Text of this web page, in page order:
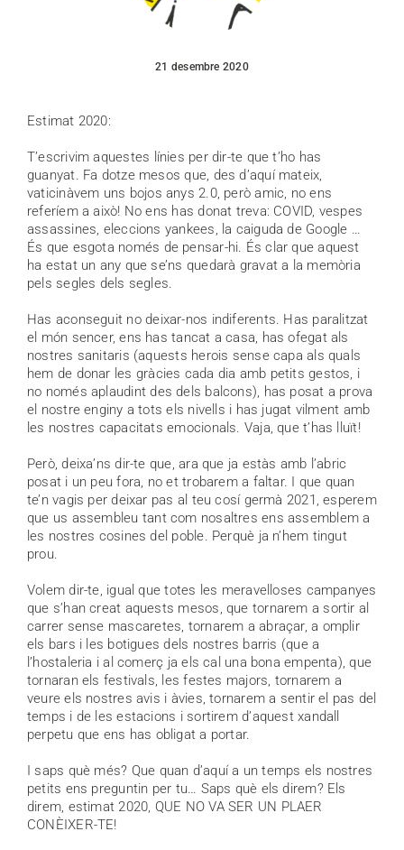
21 desembre 2020
Estimat 2020:
T’escrivim aquestes línies per dir-te que t’ho has
guanyat. Fa dotze mesos que, des d’aquí mateix,
vaticinàvem uns bojos anys 2.0, però amic, no ens
referíem a això! No ens has donat treva: COVID, vespes
assassines, eleccions yankees, la caiguda de Google …
És que esgota només de pensar-hi. És clar que aquest
ha estat un any que se’ns quedarà gravat a la memòria
pels segles dels segles.
Has aconseguit no deixar-nos indiferents. Has paralitzat
el món sencer, ens has tancat a casa, has ofegat als
nostres sanitaris (aquests herois sense capa als quals
hem de donar les gràcies cada dia amb petits gestos, i
no només aplaudint des dels balcons), has posat a prova
el nostre enginy a tots els nivells i has jugat vilment amb
les nostres capacitats emocionals. Vaja, que t’has lluït!
Però, deixa’ns dir-te que, ara que ja estàs amb l’abric
posat i un peu fora, no et trobarem a faltar. I que quan
te’n vagis per deixar pas al teu cosí germà 2021, esperem
que us assembleu tant com nosaltres ens assemblem a
les nostres cosines del poble. Perquè ja n’hem tingut
prou.
Volem dir-te, igual que totes les meravelloses campanyes
que s’han creat aquests mesos, que tornarem a sortir al
carrer sense mascaretes, tornarem a abraçar, a omplir
els bars i les botigues dels nostres barris (que a
l’hostaleria i al comerç ja els cal una bona empenta), que
tornaran els festivals, les festes majors, tornarem a
veure els nostres avis i àvies, tornarem a sentir el pas del
temps i de les estacions i sortirem d’aquest xandall
perpetu que ens has obligat a portar.
I saps què més? Que quan d’aquí a un temps els nostres
petits ens preguntin per tu… Saps què els direm? Els
direm, estimat 2020, QUE NO VA SER UN PLAER
CONÈIXER-TE!